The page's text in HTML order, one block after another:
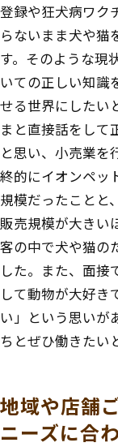
登録や狂犬病ワク
らないまま犬や猫
す。そのような現
いての正しい知識
せる世界にしたい
まと直接話をして
と思い、小売業を
終的にイオンペッ
規模だったことと
販売規模が大きい
客の中で犬や猫の
した。また、面接
して動物が大好き
い」という思いが
ちとぜひ働きたい
地域や店舗
ニーズに合